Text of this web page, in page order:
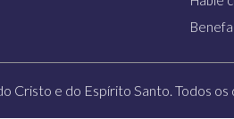
Cristo e do Espírito Santo. Todos